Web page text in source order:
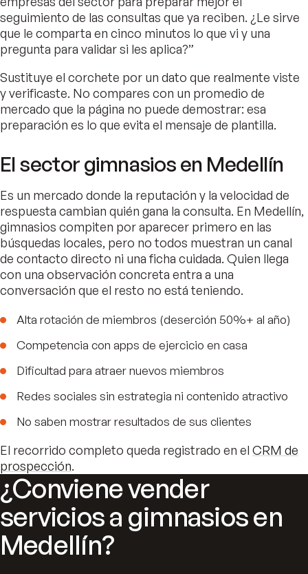
seguimiento de las consultas que ya reciben. ¿Le sirve
que le comparta en cinco minutos lo que vi y una
pregunta para validar si les aplica?”
Sustituye el corchete por un dato que realmente viste
y verificaste. No compares con un promedio de
mercado que la página no puede demostrar: esa
preparación es lo que evita el mensaje de plantilla.
El sector gimnasios en Medellín
Es un mercado donde la reputación y la velocidad de
respuesta cambian quién gana la consulta. En Medellín,
gimnasios compiten por aparecer primero en las
búsquedas locales, pero no todos muestran un canal
de contacto directo ni una ficha cuidada. Quien llega
con una observación concreta entra a una
conversación que el resto no está teniendo.
Alta rotación de miembros (deserción 50%+ al año)
Competencia con apps de ejercicio en casa
Dificultad para atraer nuevos miembros
Redes sociales sin estrategia ni contenido atractivo
No saben mostrar resultados de sus clientes
El recorrido completo queda registrado en el CRM de
prospección.
¿Conviene vender
servicios a gimnasios en
Medellín?